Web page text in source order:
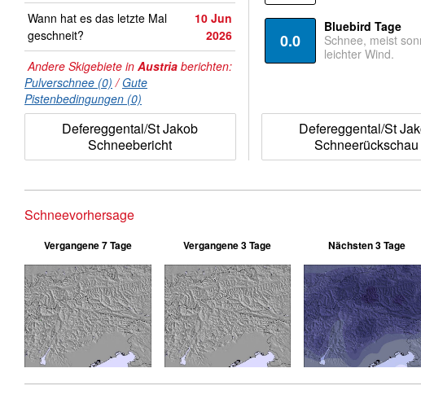
Wann hat es das letzte Mal
geschneit?
10 Jun
2026
Andere Skigebiete in Austria berichten:
Pulverschnee (0) /Gute
Pistenbedingungen (0)
Defereggental/St Jakob
Schneebericht
0.0
Bluebird Tage
Schnee, meist
leichter Wind.
Defereggental/St
Schneerückschau
Schneevorhersage
Vergangene 7 Tage Vergangene 3 Tage Nächsten 3 Tage